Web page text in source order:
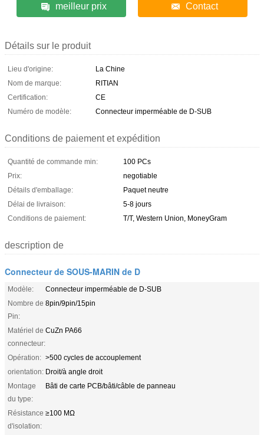
meilleur prix Contact
Détails sur le produit
Lieu d'origine:
La Chine
Nom de marque:
RITIAN
Certification:
CE
Numéro de modèle:
Connecteur imperméable de D-SUB
Conditions de paiement et expédition
Quantité de commande min:
100 PCs
Prix:
negotiable
Détails d'emballage:
Paquet neutre
Délai de livraison:
5-8 jours
Conditions de paiement:
T/T, Western Union, MoneyGram
description de
Connecteur de SOUS-MARIN de D
Modèle:
Connecteur imperméable de D-SUB
Nombre de
Pin:
8pin/9pin/15pin
Matériel de
connecteur:
CuZn PA66
Opération: >500 cycles de accouplement
orientation: Droit/à angle droit
Montage
du type:
Bâti de carte PCB/bâti/câble de panneau
Résistance
d'isolation:
≥100 MΩ